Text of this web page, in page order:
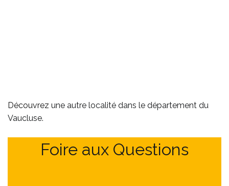
Découvrez une autre localité dans le département du
Vaucluse.
Foire aux Questions